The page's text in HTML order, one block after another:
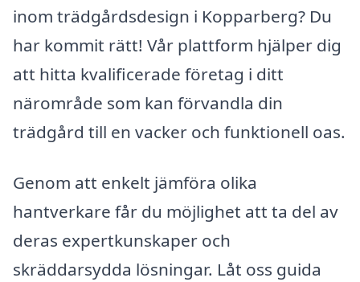
inom trädgårdsdesign i Kopparberg? Du
har kommit rätt! Vår plattform hjälper dig
att hitta kvalificerade företag i ditt
närområde som kan förvandla din
trädgård till en vacker och funktionell oas.
Genom att enkelt jämföra olika
hantverkare får du möjlighet att ta del av
deras expertkunskaper och
skräddarsydda lösningar. Låt oss guida